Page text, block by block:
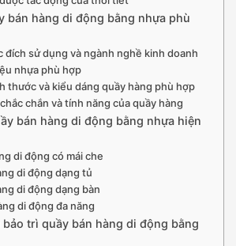
bán hàng di động bằng nhựa phù
đích sử dụng và ngành nghề kinh doanh
nhựa phù hợp
thước và kiểu dáng quầy hàng phù hợp
chắn và tính năng của quầy hàng
bán hàng di động bằng nhựa hiện
di động có mái che
di động dạng tủ
di động dạng bàn
di động đa năng
bảo trì quầy bán hàng di động bằng